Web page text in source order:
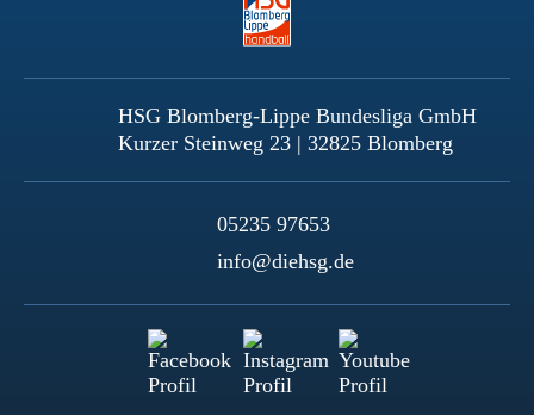
HSG Blomberg-Lippe Bundesliga GmbH
Kurzer Steinweg 23 | 32825 Blomberg
05235 97653
info@diehsg.de